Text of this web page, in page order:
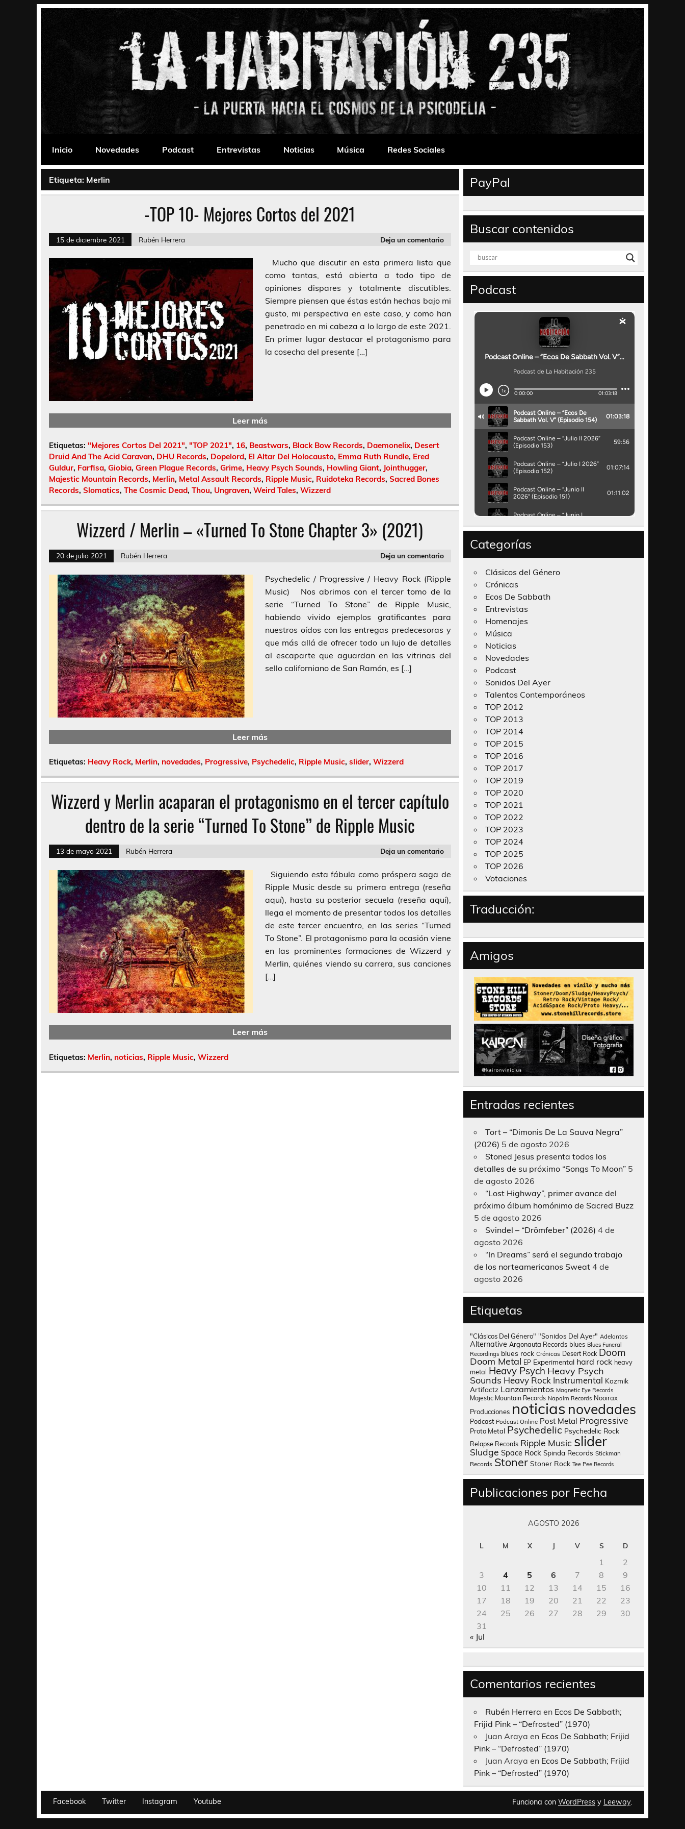
La Habitación 235
Inicio
Novedades Podcast Entrevistas Noticias Música Redes Sociales
Etiqueta: Merlin
-TOP 10- Mejores Cortos del 2021
15 de diciembre 2021 Rubén Herrera Deja un comentario
Mucho que discutir en esta primera lista que
como tantas, está abierta a todo tipo de
opiniones dispares y totalmente discutibles.
Siempre piensen que éstas están hechas bajo mi
gusto, mi perspectiva en este caso, y como han
penetrado en mi cabeza a lo largo de este 2021.
En primer lugar destacar el protagonismo para
la cosecha del presente […]
Leer más
Etiquetas: "Mejores Cortos Del 2021", "TOP 2021", 16, Beastwars, Black Bow Records, Daemonelix, Desert
Druid And The Acid Caravan, DHU Records, Dopelord, El Altar Del Holocausto, Emma Ruth Rundle, Ered
Guldur, Farfisa, Giobia, Green Plague Records, Grime, Heavy Psych Sounds, Howling Giant, Jointhugger,
Majestic Mountain Records, Merlin, Metal Assault Records, Ripple Music, Ruidoteka Records, Sacred Bones
Records, Slomatics, The Cosmic Dead, Thou, Ungraven, Weird Tales, Wizzerd
Wizzerd / Merlin – «Turned To Stone Chapter 3» (2021)
20 de julio 2021 Rubén Herrera Deja un comentario
Psychedelic / Progressive / Heavy Rock (Ripple
Music) Nos abrimos con el tercer tomo de la
serie “Turned To Stone” de Ripple Music,
habiendo vivido ejemplos gratificantes para
nuestros oídos con las entregas predecesoras y
que más allá de ofrecer todo un lujo de detalles
al escaparte que aguardan en las vitrinas del
sello californiano de San Ramón, es […]
Leer más
Etiquetas: Heavy Rock, Merlin, novedades, Progressive, Psychedelic, Ripple Music, slider, Wizzerd
Wizzerd y Merlin acaparan el protagonismo en el tercer capítulo
dentro de la serie “Turned To Stone” de Ripple Music
13 de mayo 2021 Rubén Herrera Deja un comentario
Siguiendo esta fábula como próspera saga de
Ripple Music desde su primera entrega (reseña
aquí), hasta su posterior secuela (reseña aquí),
llega el momento de presentar todos los detalles
de este tercer encuentro, en las series “Turned
To Stone”. El protagonismo para la ocasión viene
en las prominentes formaciones de Wizzerd y
Merlin, quiénes viendo su carrera, sus canciones
[…]
Leer más
Etiquetas: Merlin, noticias, Ripple Music, Wizzerd
PayPal
Buscar contenidos
Podcast
Categorías
Clásicos del Género
Crónicas
Ecos De Sabbath
Entrevistas
Homenajes
Música
Noticias
Novedades
Podcast
Sonidos Del Ayer
Talentos Contemporáneos
TOP 2012
TOP 2013
TOP 2014
TOP 2015
TOP 2016
TOP 2017
TOP 2019
TOP 2020
TOP 2021
TOP 2022
TOP 2023
TOP 2024
TOP 2025
TOP 2026
Votaciones
Traducción:
Amigos
Entradas recientes
Tort – “Dimonis De La Sauva Negra”
(2026) 5 de agosto 2026
Stoned Jesus presenta todos los
detalles de su próximo “Songs To Moon” 5
de agosto 2026
“Lost Highway”, primer avance del
próximo álbum homónimo de Sacred Buzz
5 de agosto 2026
Svindel – “Drömfeber” (2026) 4 de
agosto 2026
“In Dreams” será el segundo trabajo
de los norteamericanos Sweat 4 de
agosto 2026
Etiquetas
"Clásicos Del Género" "Sonidos Del Ayer" Adelantos
Alternative Argonauta Records blues Blues Funeral
Recordings blues rock Crónicas Desert Rock Doom
Doom Metal EP Experimental hard rock heavy
metal Heavy Psych Heavy Psych
Sounds Heavy Rock Instrumental Kozmik
Artifactz Lanzamientos Magnetic Eye Records
Majestic Mountain Records Napalm Records Nooirax
Producciones noticias novedades
Podcast Podcast Online Post Metal Progressive
Proto Metal Psychedelic Psychedelic Rock
Relapse Records Ripple Music slider
Sludge Space Rock Spinda Records Stickman
Records Stoner Stoner Rock Tee Pee Records
Publicaciones por Fecha
AGOSTO 2026
L M X J V S D
1
2
3
4 5 6 7 8
9
10
11 12 13 14 15
16
17
18 19 20 21 22
23
24
25 26 27 28 29
30
31
« Jul
Comentarios recientes
Rubén Herrera en Ecos De Sabbath;
Frijid Pink – “Defrosted” (1970)
Juan Araya en Ecos De Sabbath; Frijid
Pink – “Defrosted” (1970)
Juan Araya en Ecos De Sabbath; Frijid
Pink – “Defrosted” (1970)
Facebook Twitter Instagram Youtube Funciona con WordPress y Leeway.